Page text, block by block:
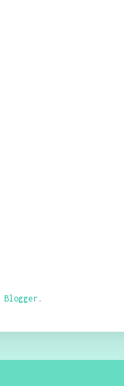
Blogger .